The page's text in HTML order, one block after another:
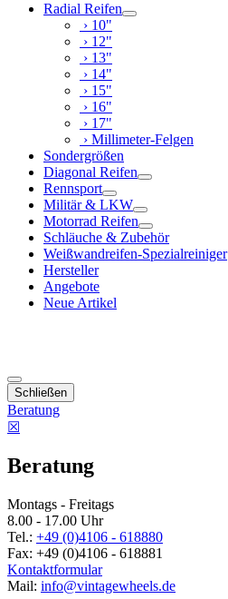
Radial Reifen
› 10"
› 12"
› 13"
› 14"
› 15"
› 16"
› 17"
› Millimeter-Felgen
Sondergrößen
Diagonal Reifen
Rennsport
Militär & LKW
Motorrad Reifen
Schläuche & Zubehör
Weißwandreifen-Spezialreiniger
Hersteller
Angebote
Neue Artikel
Schließen
Beratung
☒
Beratung
Montags - Freitags
8.00 - 17.00 Uhr
Tel.: +49 (0)4106 - 618880
Fax: +49 (0)4106 - 618881
Kontaktformular
Mail: info@vintagewheels.de